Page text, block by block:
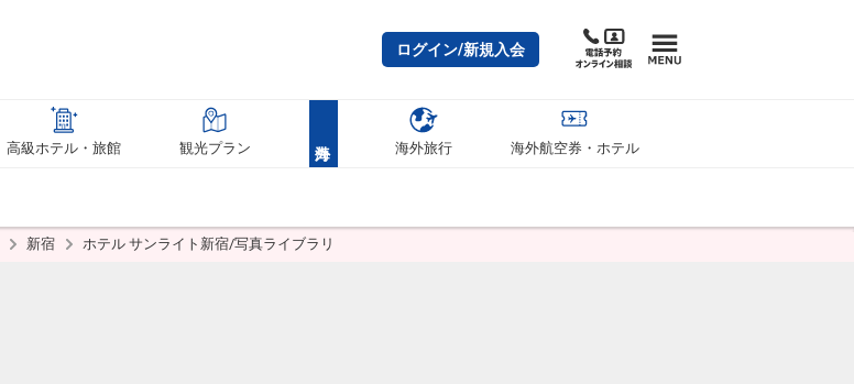
ログイン/新規入会
高級ホテル・旅館 観光プラン 海外旅行 海外航空券・ホテル
新宿 ホテル サンライト新宿/写真ライブラリ